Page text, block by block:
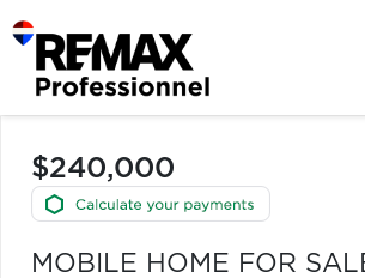
$240,000
MOBILE HOME FOR